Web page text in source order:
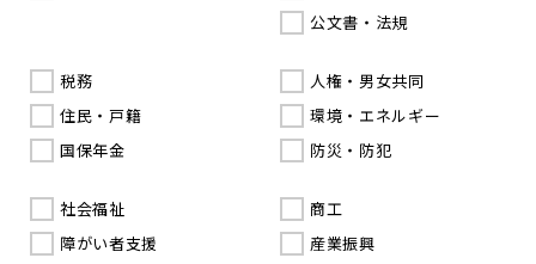
公文書・法規
税務
住民・戸籍
国保年金
人権・男女共同
環境・エネルギー
防災・防犯
社会福祉
障がい者支援
商工
産業振興